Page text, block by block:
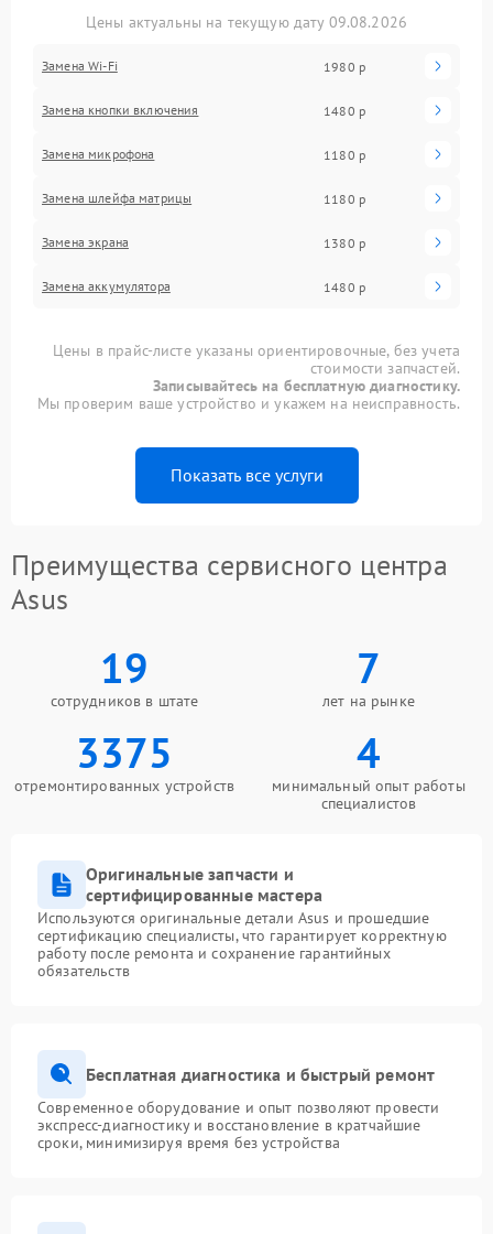
Цены актуальны на текущую дату 09.08.2026
Замена Wi-Fi 1980 р
Замена кнопки включения 1480 р
Замена микрофона 1180 р
Замена шлейфа матрицы 1180 р
Замена экрана 1380 р
Замена аккумулятора 1480 р
Цены в прайс-листе указаны ориентировочные, без учета
стоимости запчастей.
Записывайтесь на бесплатную диагностику.
Мы проверим ваше устройство и укажем на неисправность.
Показать все услуги
Преимущества сервисного центра
Asus
19
сотрудников в штате
7
лет на рынке
3375
отремонтированных устройств
4
минимальный опыт работы
специалистов
Оригинальные запчасти и
сертифицированные мастера
Используются оригинальные детали Asus и прошедшие
сертификацию специалисты, что гарантирует корректную
работу после ремонта и сохранение гарантийных
обязательств
Бесплатная диагностика и быстрый ремонт
Современное оборудование и опыт позволяют провести
экспресс-диагностику и восстановление в кратчайшие
сроки, минимизируя время без устройства